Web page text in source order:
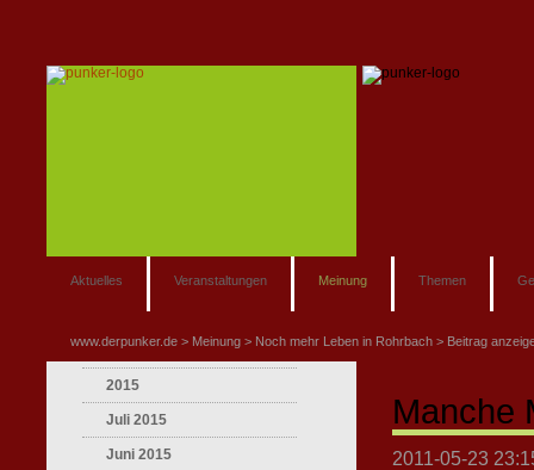
Aktuelles Veranstaltungen Meinung Themen
www.derpunker.de Meinung Noch mehr Leben in Rohrbach Beitrag
Manche
2011-05-23
2015
Juli 2015
Juni 2015